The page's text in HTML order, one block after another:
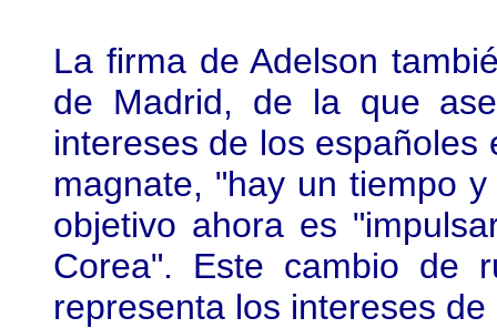
La firma de Adelson
de Madrid, de la que
intereses de los
magnate, "hay un tiempo
objetivo ahora es
Corea". Este cambio de
representa los intereses